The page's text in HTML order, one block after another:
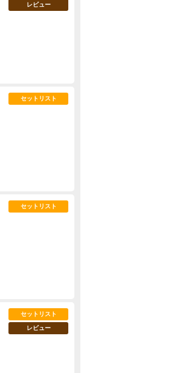
レビュー
セットリスト
セットリスト
セットリスト
レビュー